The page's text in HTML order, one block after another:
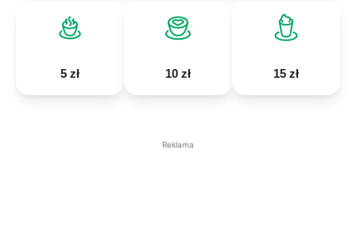
5 zł 10 zł 15 zł
Reklama